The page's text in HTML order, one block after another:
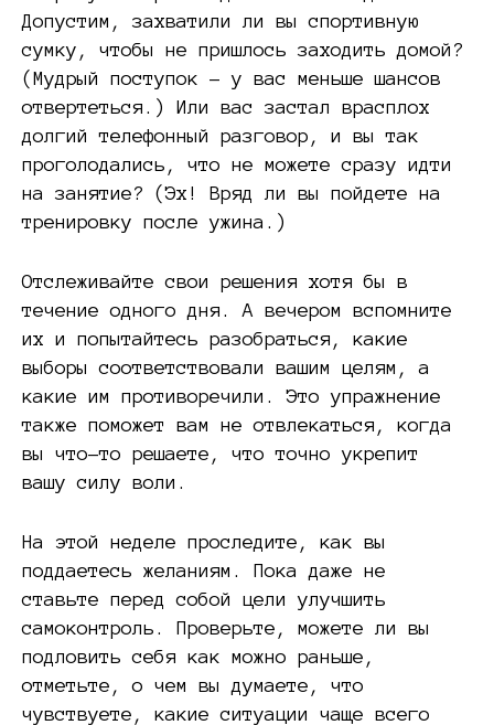
Допустим, захватили ли вы спортивную
сумку, чтобы не пришлось заходить домой?
(Мудрый поступок – у вас меньше шансов
отвертеться.) Или вас застал врасплох
долгий телефонный разговор, и вы так
проголодались, что не можете сразу идти
на занятие? (Эх! Вряд ли вы пойдете на
тренировку после ужина.)
Отслеживайте свои решения хотя бы в
течение одного дня. А вечером вспомните
их и попытайтесь разобраться, какие
выборы соответствовали вашим целям, а
какие им противоречили. Это упражнение
также поможет вам не отвлекаться, когда
вы что-то решаете, что точно укрепит
вашу силу воли.
На этой неделе проследите, как вы
поддаетесь желаниям. Пока даже не
ставьте перед собой цели улучшить
самоконтроль. Проверьте, можете ли вы
подловить себя как можно раньше,
отметьте, о чем вы думаете, что
чувствуете, какие ситуации чаще всего